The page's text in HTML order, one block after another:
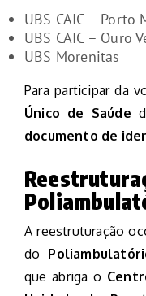
UBS CAIC – Porto
UBS CAIC – Ouro
UBS Morenitas
Para participar da
Único de Saúde
documento de
A reestruturação
do
que abriga o